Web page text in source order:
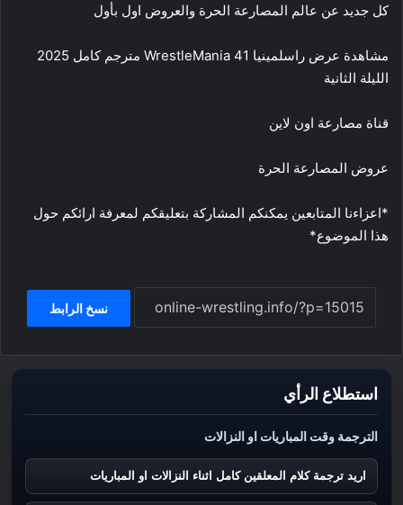
كل جديد عن عالم المصارعة الحرة والعروض اول بأول
مشاهدة عرض راسلمينيا 41 WrestleMania مترجم كامل 2025
الليلة الثانية
قناة مصارعة اون لاين
عروض المصارعة الحرة
*اعزاءنا المتابعين يمكنكم المشاركة بتعليقكم لمعرفة ارائكم حول
هذا الموضوع*
نسخ الرابط
استطلاع الرأي
الترجمة وقت المباريات او النزالات
اريد ترجمة كلام المعلقين كامل اثناء النزالات او المباريات